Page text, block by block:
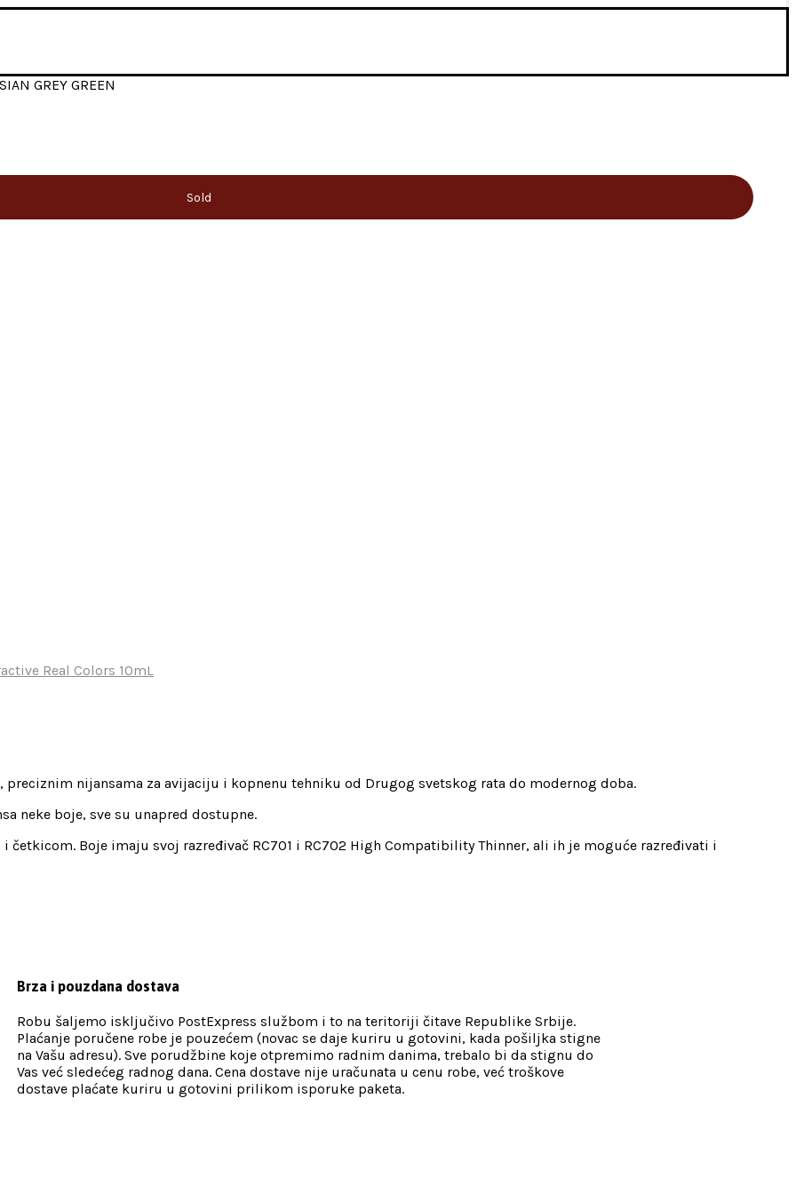
GREY GREEN
Sold
Real Colors 10mL
preciznim nijansama za avijaciju i kopnenu tehniku od Drugog svetskog rata do modernog doba.
neke boje, sve su unapred dostupne.
četkicom. Boje imaju svoj razređivač RC701 i RC702 High Compatibility Thinner, ali ih je moguće razređivati i
Brza i pouzdana dostava
Robu šaljemo isključivo PostExpress službom i to na teritoriji čitave Republike Srbije.
Plaćanje poručene robe je pouzećem (novac se daje kuriru u gotovini, kada pošiljka stigne
na Vašu adresu). Sve porudžbine koje otpremimo radnim danima, trebalo bi da stignu do
Vas već sledećeg radnog dana. Cena dostave nije uračunata u cenu robe, već troškove
dostave plaćate kuriru u gotovini prilikom isporuke paketa.